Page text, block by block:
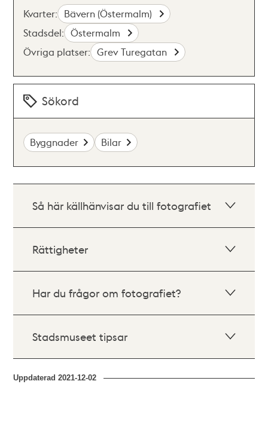
Kvarter: Bävern (Östermalm)
Stadsdel: Östermalm
Övriga platser: Grev Turegatan
Sökord
Byggnader Bilar
Så här källhänvisar du till fotografiet
Rättigheter
Har du frågor om fotografiet?
Stadsmuseet tipsar
Uppdaterad2021-12-02